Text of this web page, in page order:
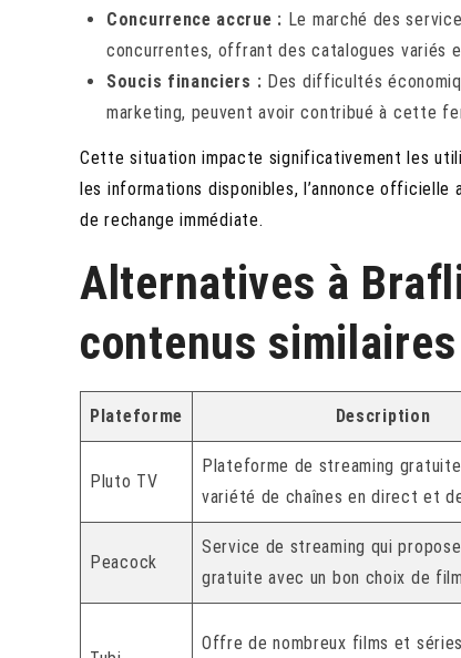
Concurrence accrue : Le marché des
concurrentes, offrant des catalogues variés
Soucis financiers : Des difficultés
marketing, peuvent avoir contribué à cette
Cette situation impacte significativement les
les informations disponibles, l’annonce officielle
de rechange immédiate.
Alternatives à
contenus similaires
Plateforme Description
Pluto TV
Plateforme de streaming
variété de chaînes en direct et
Peacock
Service de streaming qui
gratuite avec un bon choix de
Offre de nombreux films et séries